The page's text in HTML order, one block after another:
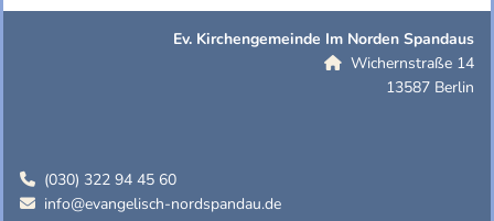
Ev. Kirchengemeinde Im Norden Spandaus
 Wichernstraße 14
13587 Berlin
 (030) 322 94 45 60
 info@evangelisch-nordspandau.de